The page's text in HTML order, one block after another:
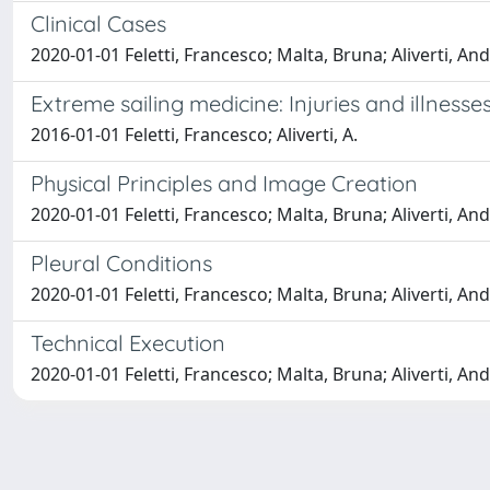
Clinical Cases
2020-01-01 Feletti, Francesco; Malta, Bruna; Aliverti,
Extreme sailing medicine: Injuries and
2016-01-01 Feletti, Francesco; Aliverti, A.
Physical Principles and Image Creation
2020-01-01 Feletti, Francesco; Malta, Bruna; Aliverti,
Pleural Conditions
2020-01-01 Feletti, Francesco; Malta, Bruna; Aliverti,
Technical Execution
2020-01-01 Feletti, Francesco; Malta, Bruna; Aliverti,